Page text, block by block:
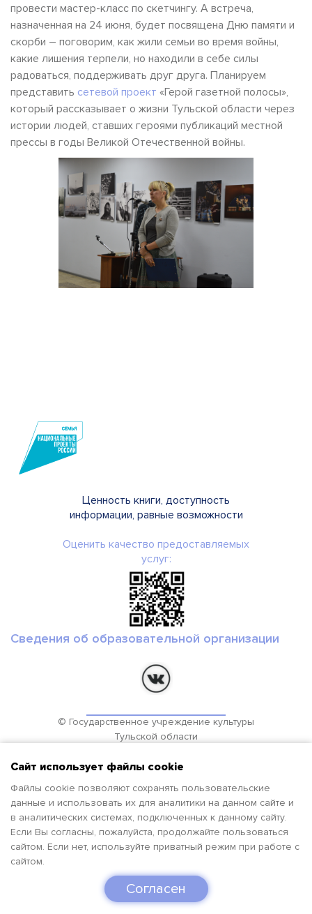
провести мастер-класс по скетчингу. А встреча,
назначенная на 24 июня, будет посвящена Дню памяти и
скорби – поговорим, как жили семьи во время войны,
какие лишения терпели, но находили в себе силы
радоваться, поддерживать друг друга. Планируем
представить сетевой проект «Герой газетной полосы»,
который рассказывает о жизни Тульской области через
истории людей, ставших героями публикаций местной
прессы в годы Великой Отечественной войны.
Сайт использует файлы cookie
Файлы cookie позволяют сохранять пользовательские
данные и использовать их для аналитики на данном сайте и
в аналитических системах, подключенных к данному сайту.
Если Вы согласны, пожалуйста, продолжайте пользоваться
сайтом. Если нет, используйте приватный режим при работе с
сайтом.
Согласен
Ценность книги, доступность
информации, равные возможности
Оценить качество предоставляемых
услуг:
Сведения об образовательной организации
© Государственное учреждение культуры
Тульской области
2019-2026гг.